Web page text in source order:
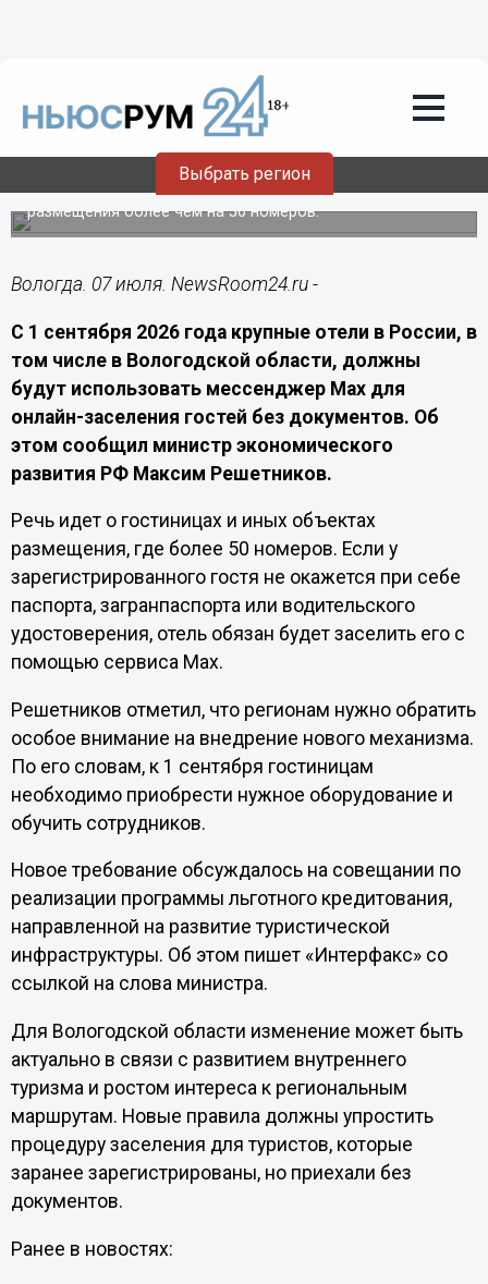
Выбрать регион
07.07.202616:30
Отели Вологодчины с 1 сентября
начнут заселять гостей через Max
Новое правило коснется гостиниц и других объектов
размещения более чем на 50 номеров.
Вологда. 07 июля. NewsRoom24.ru -
С 1 сентября 2026 года крупные отели в России, в
том числе в Вологодской области, должны
будут использовать мессенджер Max для
онлайн-заселения гостей без документов. Об
этом сообщил министр экономического
развития РФ Максим Решетников.
Речь идет о гостиницах и иных объектах
размещения, где более 50 номеров. Если у
зарегистрированного гостя не окажется при себе
паспорта, загранпаспорта или водительского
удостоверения, отель обязан будет заселить его с
помощью сервиса Max.
Решетников отметил, что регионам нужно обратить
особое внимание на внедрение нового механизма.
По его словам, к 1 сентября гостиницам
необходимо приобрести нужное оборудование и
обучить сотрудников.
Новое требование обсуждалось на совещании по
реализации программы льготного кредитования,
направленной на развитие туристической
инфраструктуры. Об этом пишет «Интерфакс» со
ссылкой на слова министра.
Для Вологодской области изменение может быть
актуально в связи с развитием внутреннего
туризма и ростом интереса к региональным
маршрутам. Новые правила должны упростить
процедуру заселения для туристов, которые
заранее зарегистрированы, но приехали без
документов.
Ранее в новостях: